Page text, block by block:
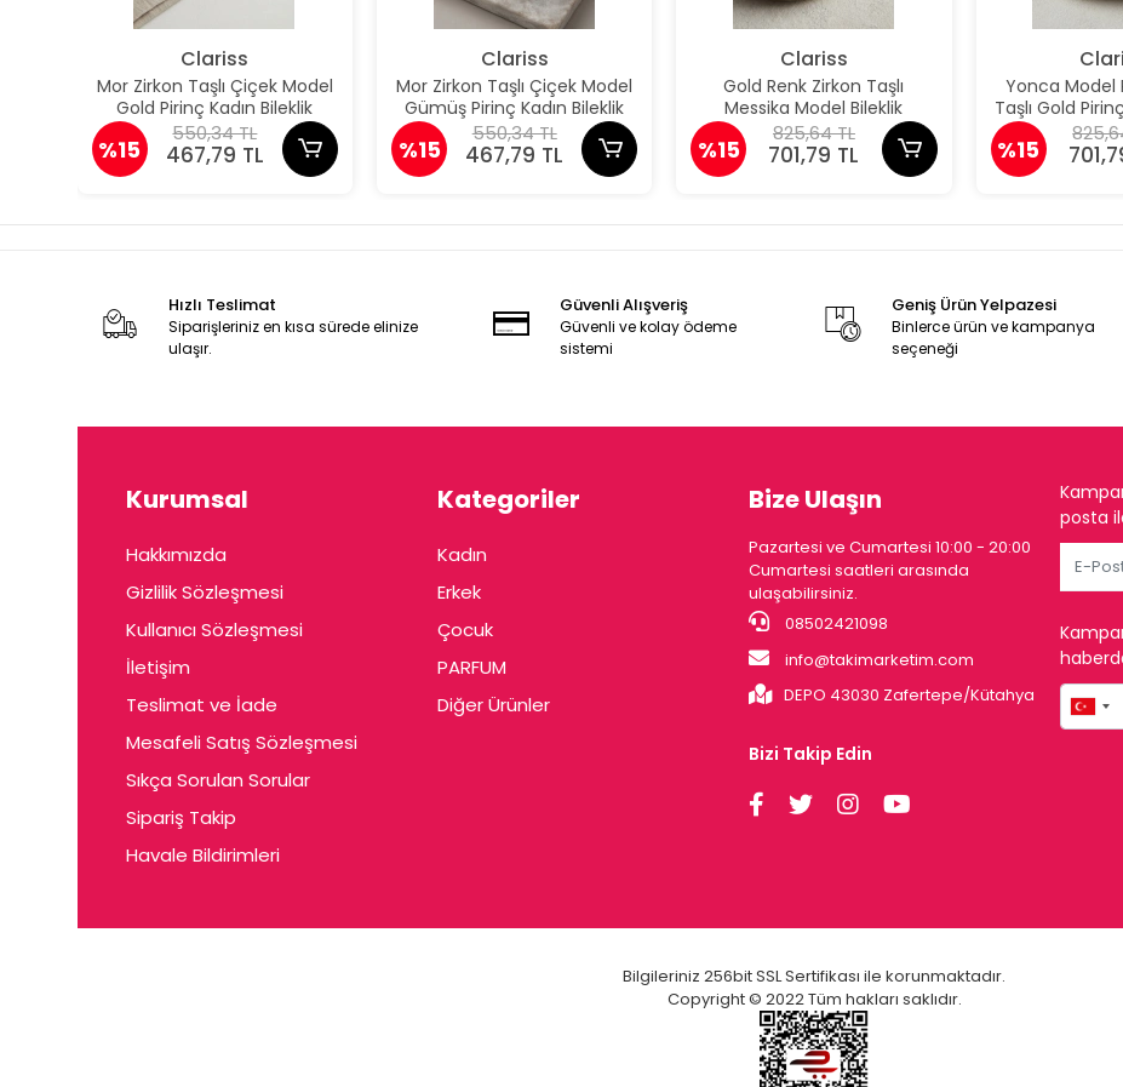
Clariss
Mor Zirkon Taşlı Çiçek Model
Gold Pirinç Kadın Bileklik
%15
550,34 TL
467,79 TL
Clariss
Mor Zirkon Taşlı Çiçek Model
Gümüş Pirinç Kadın Bileklik
%15
550,34 TL
467,79 TL
Clariss
Gold Renk Zirkon Taşlı
Messika Model Bileklik
%15
825,64 TL
701,79 TL
Yonca Model
Taşlı Gold
%15
Hızlı Teslimat
Siparişleriniz en kısa sürede elinize
ulaşır.
Güvenli Alışveriş
Güvenli ve kolay ödeme
sistemi
Geniş Ürün Yelpazesi
Binlerce ürün ve kampanya
seçeneği
Kurumsal
Hakkımızda
Gizlilik Sözleşmesi
Kullanıcı Sözleşmesi
İletişim
Teslimat ve İade
Mesafeli Satış Sözleşmesi
Sıkça Sorulan Sorular
Sipariş Takip
Havale Bildirimleri
Kategoriler
Kadın
Erkek
Çocuk
PARFUM
Diğer Ürünler
Bize Ulaşın
Pazartesi ve Cumartesi 10:00 - 20:00
Cumartesi saatleri arasında
ulaşabilirsiniz.
08502421098
info@takimarketim.com
DEPO 43030 Zafertepe/Kütahya
Bizi Takip Edin
posta
Bilgileriniz 256bit SSL Sertifikası ile korunmaktadır.
Copyright © 2022 Tüm hakları saklıdır.